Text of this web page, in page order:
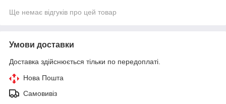
Ще немає відгуків про цей товар
Умови доставки
Доставка здійснюється тільки по передоплаті.
Нова Пошта
Самовивіз